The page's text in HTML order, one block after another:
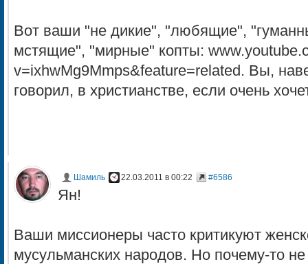
Вот ваши "не дикие", "любящие",
мстящие", "мирные" копты:
v=ixhwMg9Mmps&feature=related. Вы,
говорил, в христианстве, если очень
Шамиль 22.03.2011 в 00:22 #6586
Ян!
Ваши миссионеры часто критикуют
мусульманских народов. Но почему-то